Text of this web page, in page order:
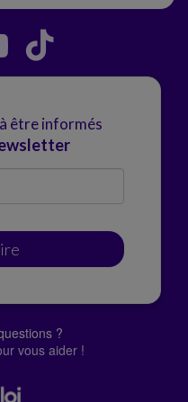
être informés
?
vous aider !